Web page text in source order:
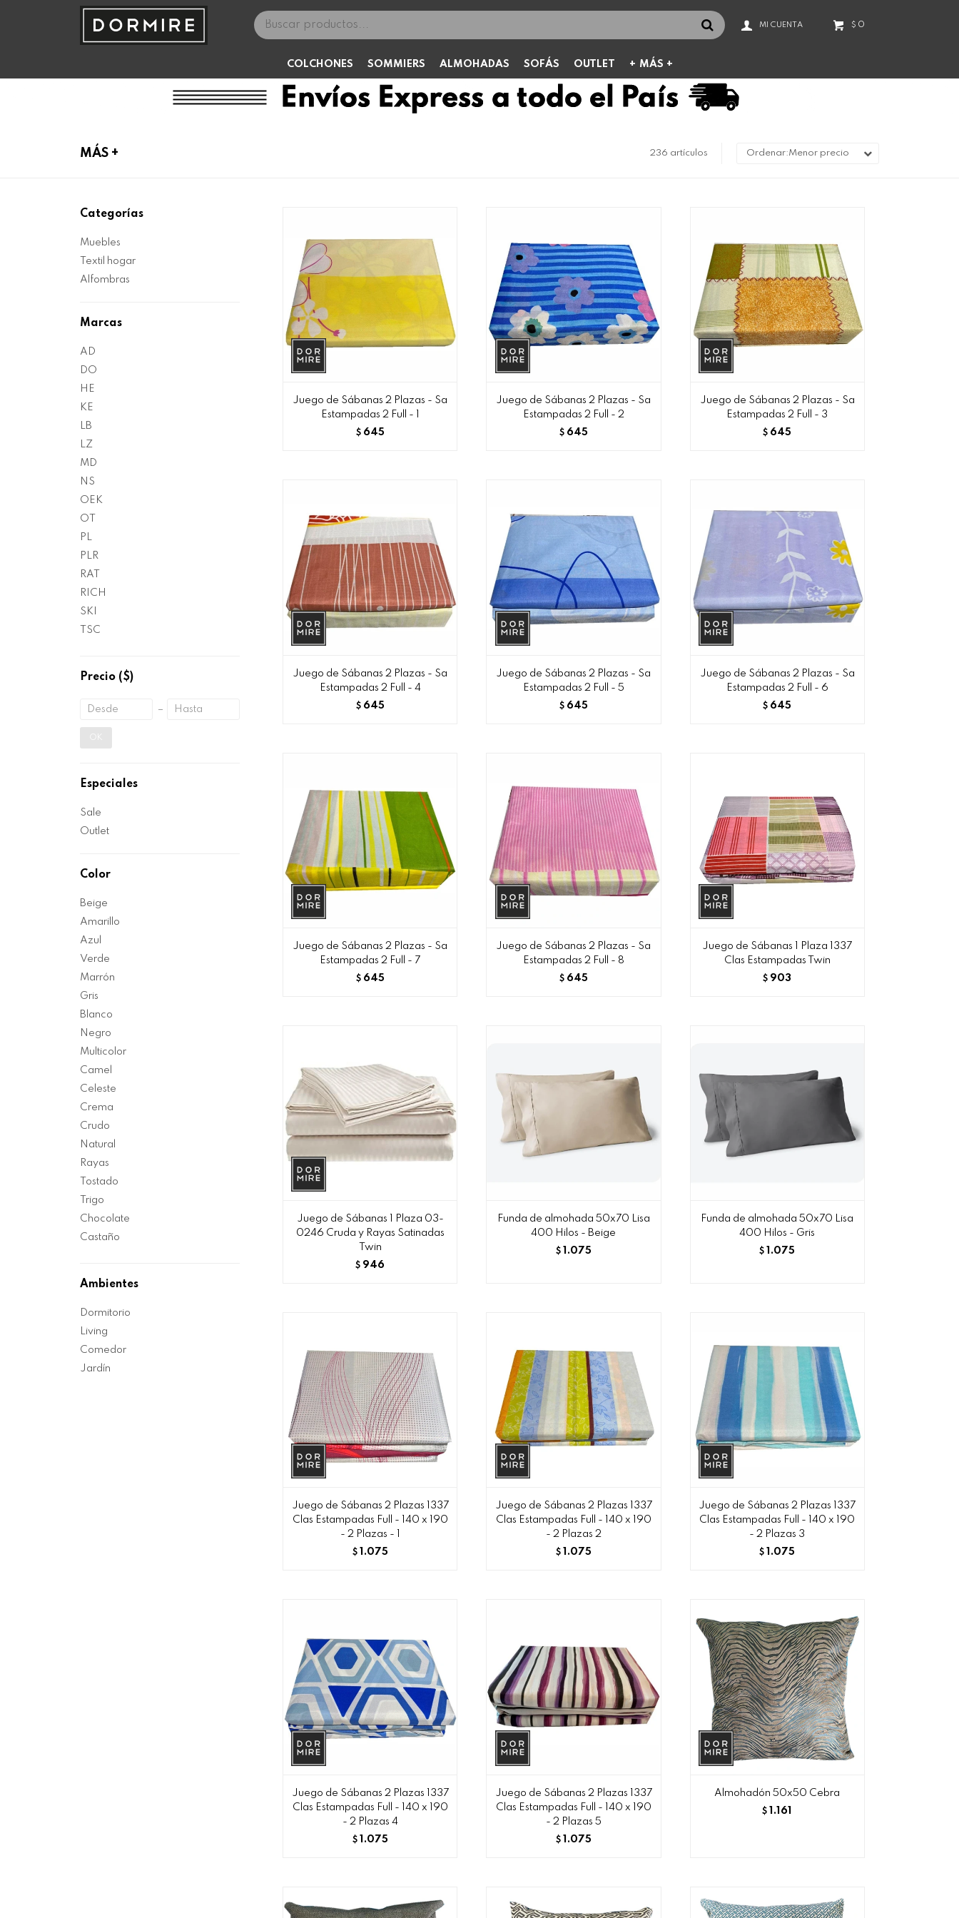
COLCHONES SOMMIERS ALMOHADAS SOFÁS OUTLET MÁS +
$ 0
MÁS + 236 artículos Menor precio
Juego de Sábanas 2 Plazas - Sa
Estampadas 2 Full - 1
$ 645
Juego de Sábanas 2 Plazas - Sa
Estampadas 2 Full - 2
$ 645
Juego de Sábanas 2 Plazas - Sa
Estampadas 2 Full - 3
$ 645
Juego de Sábanas 2 Plazas - Sa
Estampadas 2 Full - 4
$ 645
Juego de Sábanas 2 Plazas - Sa
Estampadas 2 Full - 5
$ 645
Juego de Sábanas 2 Plazas - Sa
Estampadas 2 Full - 6
$ 645
Juego de Sábanas 2 Plazas - Sa
Estampadas 2 Full - 7
$ 645
Juego de Sábanas 2 Plazas - Sa
Estampadas 2 Full - 8
$ 645
Juego de Sábanas 1 Plaza 1337
Clas Estampadas Twin
$ 903
Juego de Sábanas 1 Plaza 03-
0246 Cruda y Rayas Satinadas
Twin
$ 946
Funda de almohada 50x70 Lisa
400 Hilos - Beige
$ 1.075
Funda de almohada 50x70 Lisa
400 Hilos - Gris
$ 1.075
Juego de Sábanas 2 Plazas 1337
Clas Estampadas Full - 140 x 190
- 2 Plazas - 1
$ 1.075
Juego de Sábanas 2 Plazas 1337
Clas Estampadas Full - 140 x 190
- 2 Plazas 2
$ 1.075
Juego de Sábanas 2 Plazas 1337
Clas Estampadas Full - 140 x 190
- 2 Plazas 3
$ 1.075
Juego de Sábanas 2 Plazas 1337
Clas Estampadas Full - 140 x 190
- 2 Plazas 4
$ 1.075
Juego de Sábanas 2 Plazas 1337
Clas Estampadas Full - 140 x 190
- 2 Plazas 5
$ 1.075
Almohadón 50x50 Cebra
$ 1.161
Categorías
Muebles
Textil hogar
Alfombras
Marcas
AD
DO
HE
KE
LB
LZ
MD
NS
OEK
OT
PL
PLR
RAT
RICH
SKI
TSC
Precio ($)
Especiales
Sale
Outlet
Color
Beige
Amarillo
Azul
Verde
Marrón
Gris
Blanco
Negro
Multicolor
Camel
Celeste
Crema
Crudo
Natural
Rayas
Tostado
Trigo
Chocolate
Castaño
Ambientes
Dormitorio
Living
Comedor
Jardín